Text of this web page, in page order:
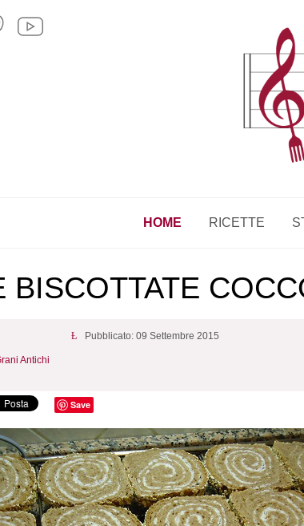
HOME RICETTE
BISCOTTATE
Pubblicato: 09 Settembre 2015
Antichi
Save